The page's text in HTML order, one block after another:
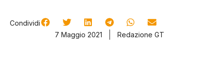
Condividi
7 Maggio 2021
Redazione GT